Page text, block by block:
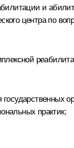
и
центра по
практик;